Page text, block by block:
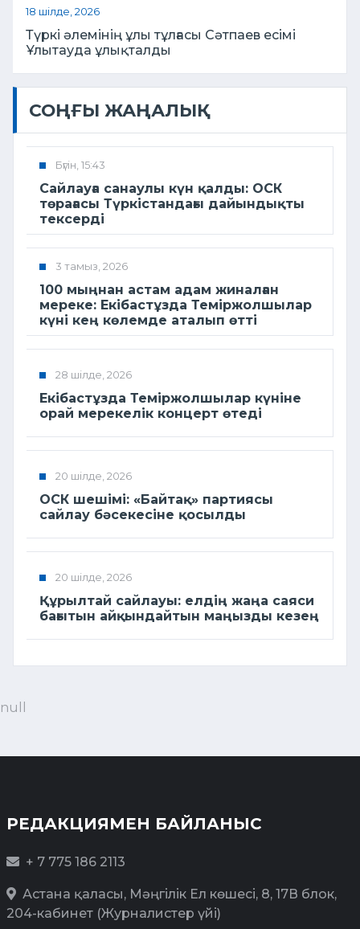
18 шілде, 2026
Түркі әлемінің ұлы тұлғасы Сәтпаев есімі
Ұлытауда ұлықталды
СОҢҒЫ ЖАҢАЛЫҚ
Бүгін, 15:43
Сайлауға санаулы күн қалды: ОСК
төрағасы Түркістандағы дайындықты
тексерді
3 тамыз, 2026
100 мыңнан астам адам жиналған
мереке: Екібастұзда Теміржолшылар
күні кең көлемде аталып өтті
28 шілде, 2026
Екібастұзда Теміржолшылар күніне
орай мерекелік концерт өтеді
20 шілде, 2026
ОСК шешімі: «Байтақ» партиясы
сайлау бәсекесіне қосылды
20 шілде, 2026
Құрылтай сайлауы: елдің жаңа саяси
бағытын айқындайтын маңызды кезең
null
РЕДАКЦИЯМЕН БАЙЛАНЫС
+ 7 775 186 2113
Астана қаласы, Мәңгілік Ел көшесі, 8, 17В блок,
204-кабинет (Журналистер үйі)